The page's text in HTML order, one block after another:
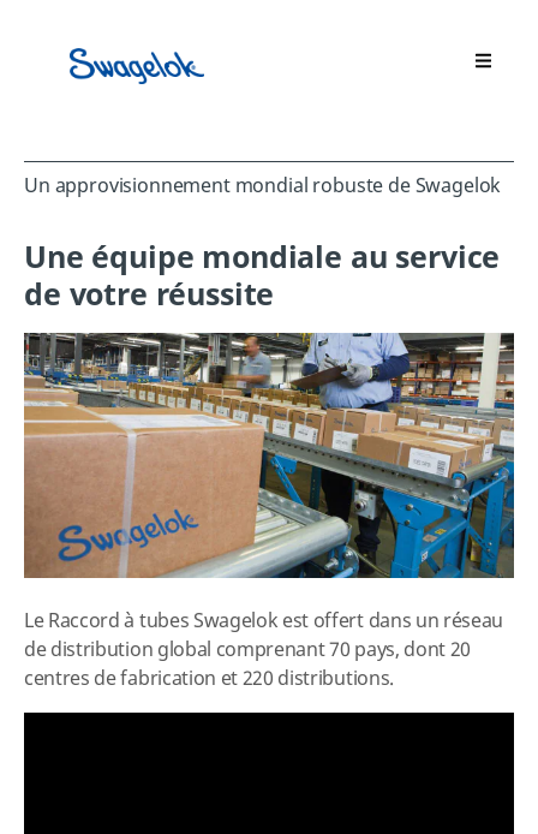
Un approvisionnement mondial robuste de Swagelok
Une équipe mondiale au service
de votre réussite
Le Raccord à tubes Swagelok est offert dans un réseau
de distribution global comprenant 70 pays, dont 20
centres de fabrication et 220 distributions.